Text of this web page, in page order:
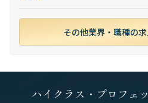
その他業界・職種の
ハイクラス・プロフェ